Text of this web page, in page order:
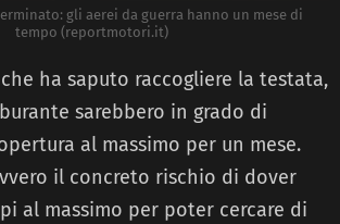
gli aerei da guerra hanno un mese di
tempo (reportmotori.it)
ha saputo raccogliere la testata,
sarebbero in grado di
al massimo per un mese.
il concreto rischio di dover
al massimo per poter cercare di